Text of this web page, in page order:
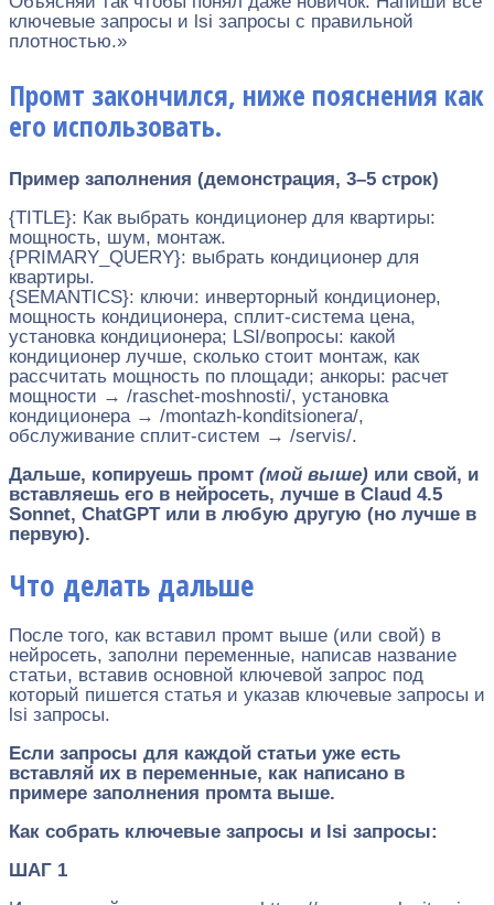
ключевые запросы и lsi запросы с правильной
плотностью.»
Промт закончился, ниже пояснения как
его использовать.
Пример заполнения (демонстрация, 3–5 строк)
{TITLE}: Как выбрать кондиционер для квартиры:
мощность, шум, монтаж.
{PRIMARY_QUERY}: выбрать кондиционер для
квартиры.
{SEMANTICS}: ключи: инверторный кондиционер,
мощность кондиционера, сплит-система цена,
установка кондиционера; LSI/вопросы: какой
кондиционер лучше, сколько стоит монтаж, как
рассчитать мощность по площади; анкоры: расчет
мощности → /raschet-moshnosti/, установка
кондиционера → /montazh-konditsionera/,
обслуживание сплит-систем → /servis/.
Дальше, копируешь промт (мой выше) или свой, и
вставляешь его в нейросеть, лучше в Claud 4.5
Sonnet, ChatGPT или в любую другую (но лучше в
первую).
Что делать дальше
После того, как вставил промт выше (или свой) в
нейросеть, заполни переменные, написав название
статьи, вставив основной ключевой запрос под
который пишется статья и указав ключевые запросы и
lsi запросы.
Если запросы для каждой статьи уже есть
вставляй их в переменные, как написано в
примере заполнения промта выше.
Как собрать ключевые запросы и lsi запросы:
ШАГ 1